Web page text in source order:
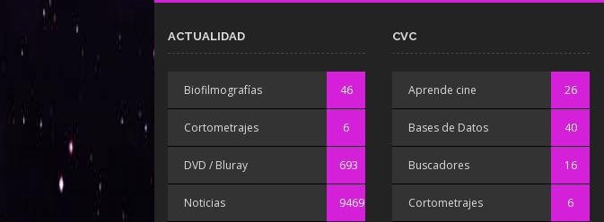
ACTUALIDAD
Biofilmografías 46
Cortometrajes 6
DVD / Bluray 693
Noticias 9469
CVC
Aprende cine 26
Bases de Datos 40
Buscadores 16
Cortometrajes 6